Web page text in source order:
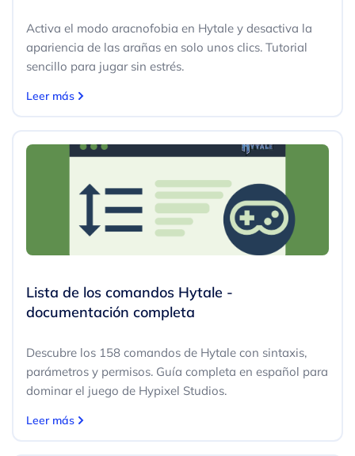
Activa el modo aracnofobia en Hytale y desactiva la
apariencia de las arañas en solo unos clics. Tutorial
sencillo para jugar sin estrés.
Leer más
Lista de los comandos Hytale -
documentación completa
Descubre los 158 comandos de Hytale con sintaxis,
parámetros y permisos. Guía completa en español para
dominar el juego de Hypixel Studios.
Leer más